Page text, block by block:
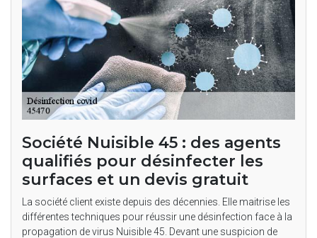
Société Nuisible 45 : des agents
qualifiés pour désinfecter les
surfaces et un devis gratuit
La société client existe depuis des décennies. Elle maitrise les
différentes techniques pour réussir une désinfection face à la
propagation de virus Nuisible 45. Devant une suspicion de